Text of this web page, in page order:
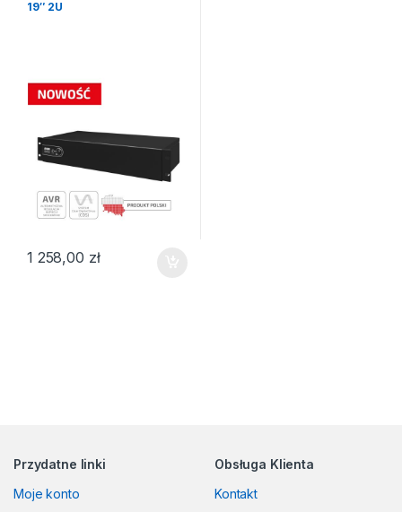
19″ 2U
1 258,00 zł
Przydatne linki
Moje konto
Obsługa Klienta
Kontakt